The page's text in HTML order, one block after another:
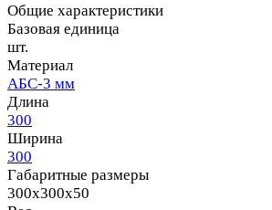
Общие характеристики
Базовая единица
шт.
Материал
АБС-3 мм
Длина
300
Ширина
300
Габаритные размеры
300x300x50